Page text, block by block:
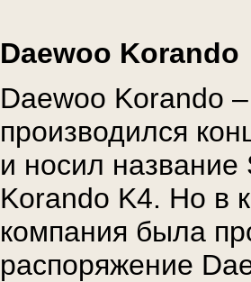
Daewoo Korando
Daewoo Korando
производился
и носил название
Korando K4. Но в
компания была
распоряжение